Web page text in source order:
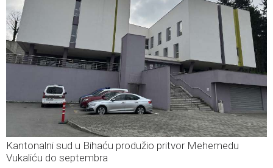
Kantonalni sud u Bihaću produžio pritvor Mehemedu
Vukaliću do septembra